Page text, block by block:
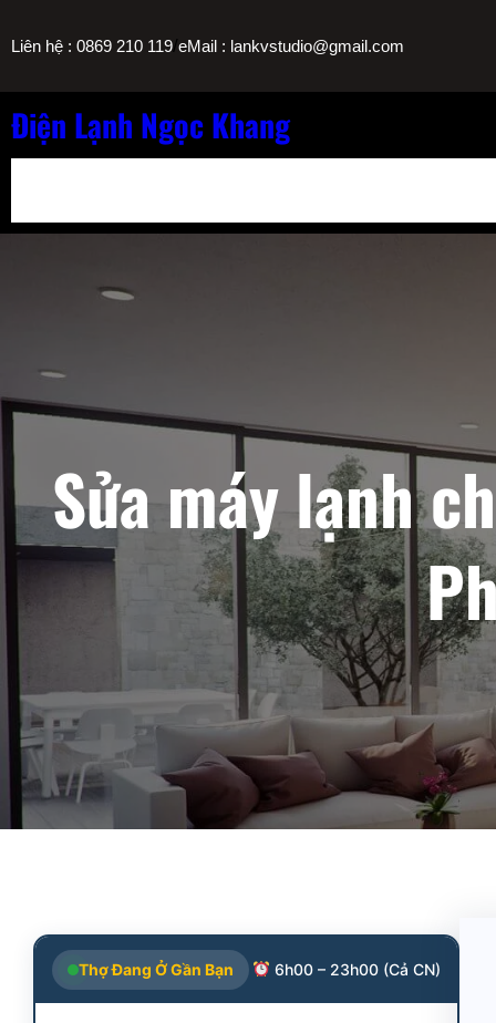
đến
nội
dung
Liên hệ : 0869 210 119/eMail : lankvstudio@gmail.com
Điện Lạnh Ngọc Khang
Sửa máy lạnh
Thợ Đang Ở Gần Bạn 6h00 – 23h00 (Cả CN)